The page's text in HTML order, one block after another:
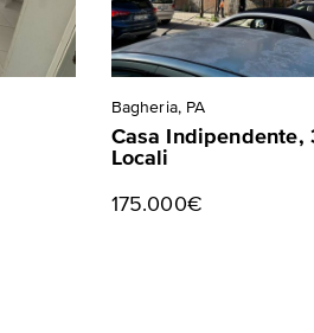
Bagheria, PA
Casa Indipendente,
Locali
175.000€